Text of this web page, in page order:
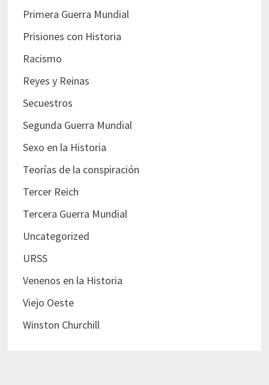
Primera Guerra Mundial
Prisiones con Historia
Racismo
Reyes y Reinas
Secuestros
Segunda Guerra Mundial
Sexo en la Historia
Teorías de la conspiración
Tercer Reich
Tercera Guerra Mundial
Uncategorized
URSS
Venenos en la Historia
Viejo Oeste
Winston Churchill